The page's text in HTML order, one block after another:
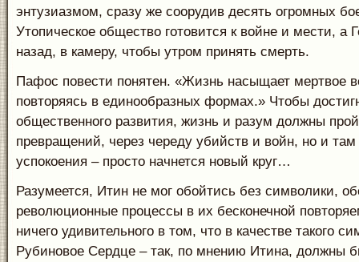
энтузиазмом, сразу же соорудив десять огромных
Утопическое общество готовится к войне и мести, а
назад, в камеру, чтобы утром принять смерть.
Пафос повести понятен. «Жизнь насыщает мертвое
повторяясь в единообразных формах.» Чтобы
общественного развития, жизнь и разум должны
превращений, через череду убийств и войн, но и там
успокоения – просто начнется новый круг…
Разумеется, Итин не мог обойтись без символики,
революционные процессы в их бесконечной
ничего удивительного в том, что в качестве такого
Рубиновое Сердце – так, по мнению Итина, должны